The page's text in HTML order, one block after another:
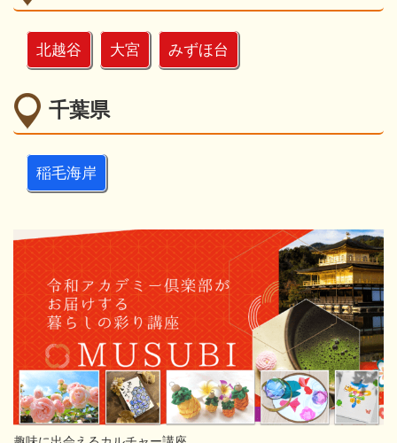
北越谷 大宮 みずほ台
千葉県
稲毛海岸